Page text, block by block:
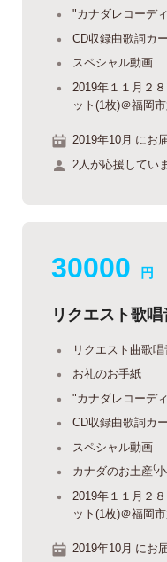
"カナダレコーデ
CD収録曲歌詞カ
スペシャル動画
2019年１１月２
ット(1枚)＠福岡
2019年10月 にお
2人が応援してい
30000 円
リクエスト歌
リクエスト曲歌
お礼のお手紙
"カナダレコーデ
CD収録曲歌詞カ
スペシャル動画
カナダのお土産⁽小
2019年１１月２
ット(1枚)＠福岡
2019年10月 にお